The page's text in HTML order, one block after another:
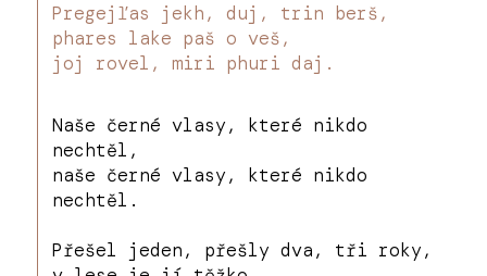
Pregejľas jekh, duj, trin berš,
phares lake paš o veš,
joj rovel, miri phuri daj.
Naše černé vlasy, které nikdo
nechtěl,
naše černé vlasy, které nikdo
nechtěl.
Přešel jeden, přešly dva, tři roky,